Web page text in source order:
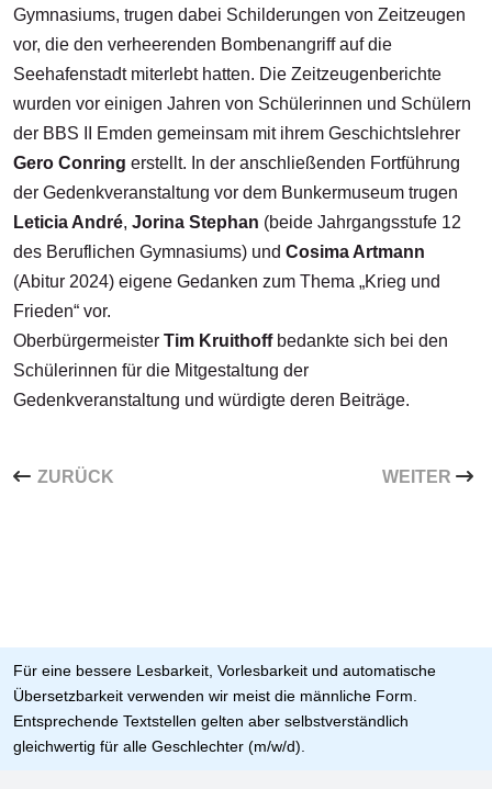
Gymnasiums, trugen dabei Schilderungen von Zeitzeugen
vor, die den verheerenden Bombenangriff auf die
Seehafenstadt miterlebt hatten. Die Zeitzeugenberichte
wurden vor einigen Jahren von Schülerinnen und Schülern
der BBS II Emden gemeinsam mit ihrem Geschichtslehrer
Gero Conring erstellt. In der anschließenden Fortführung
der Gedenkveranstaltung vor dem Bunkermuseum trugen
Leticia André, Jorina Stephan (beide Jahrgangsstufe 12
des Beruflichen Gymnasiums) und Cosima Artmann
(Abitur 2024) eigene Gedanken zum Thema „Krieg und
Frieden“ vor.
Oberbürgermeister Tim Kruithoffbedankte sich bei den
Schülerinnen für die Mitgestaltung der
Gedenkveranstaltung und würdigte deren Beiträge.
VORHERIGER BEITRAG: JUNGKÖCHINNEN UND
ZURÜCK NÄCHSTER
WEITER
Für eine bessere Lesbarkeit, Vorlesbarkeit und automatische
Übersetzbarkeit verwenden wir meist die männliche Form.
Entsprechende Textstellen gelten aber selbstverständlich
gleichwertig für alle Geschlechter (m/w/d).